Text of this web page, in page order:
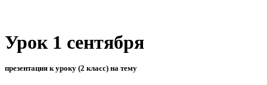
Урок 1 сентября
презентация к уроку (2 класс) на тему